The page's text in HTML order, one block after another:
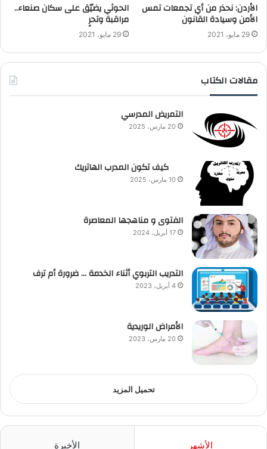
الأردن: نحذر من أي تجمعات تمس
الأمن وسيادة القانون
29 مايو، 2021
الحوثي يضيّق على سكان صنعاء..
مراقبة وتحرٍ
29 مايو، 2021
مقالات الكتاب
التمريض المدرسي
20 مارس، 2025
كيف تكون المدرب الهاتريك
10 مارس، 2025
الفتوى و مناهجها المعاصرة
17 أبريل، 2024
التدريب التربوي أثناء الخدمة … ضرورة أم ترف
4 أبريل، 2023
الأمراض الوريدية
20 مارس، 2023
تحميل المزيد
الأشهر الأخيرة